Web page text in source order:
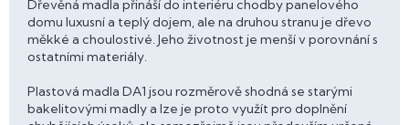
Dřevěná madla přináší do interiéru chodby panelového
domu luxusní a teplý dojem, ale na druhou stranu je dřevo
měkké a choulostivé. Jeho životnost je menší v porovnání s
ostatními materiály.
Plastová madla DA1 jsou rozměrově shodná se starými
bakelitovými madly a lze je proto využít pro doplnění